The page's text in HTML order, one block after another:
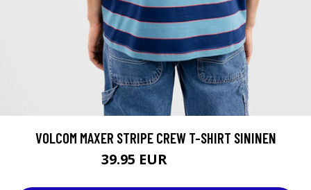
VOLCOM MAXER STRIPE CREW T-SHIRT SININEN
39.95 EUR